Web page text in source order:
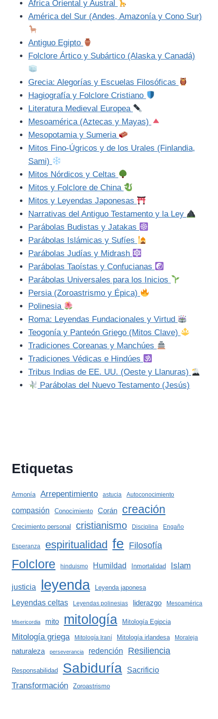
África Oriental y Austral
América del Sur (Andes, Amazonía y Cono Sur)
Antiguo Egipto
Folclore Ártico y Subártico (Alaska y Canadá)
Grecia: Alegorías y Escuelas Filosóficas
Hagiografía y Folclore Cristiano
Literatura Medieval Europea
Mesoamérica (Aztecas y Mayas)
Mesopotamia y Sumeria
Mitos Fino-Úgricos y de los Urales (Finlandia,
Sami)
Mitos Nórdicos y Celtas
Mitos y Folclore de China
Mitos y Leyendas Japonesas
Narrativas del Antiguo Testamento y la Ley
Parábolas Budistas y Jatakas
Parábolas Islámicas y Sufíes
Parábolas Judías y Midrash
Parábolas Taoístas y Confucianas
Parábolas Universales para los Inicios
Persia (Zoroastrismo y Épica)
Polinesia
Roma: Leyendas Fundacionales y Virtud
Teogonía y Panteón Griego (Mitos Clave)
Tradiciones Coreanas y Manchúes
Tradiciones Védicas e Hindúes
Tribus Indias de EE. UU. (Oeste y Llanuras)
Parábolas del Nuevo Testamento (Jesús)
Etiquetas
Armonía Arrepentimiento astucia Autoconocimiento
compasión Conocimiento Corán creación
Crecimiento personal cristianismo Disciplina Engaño
Esperanza espiritualidad fe Filosofía
Folclore hinduismo Humildad Inmortalidad Islam
justicia leyenda Leyenda japonesa
Leyendas celtas Leyendas polinesias liderazgo Mesoamérica
Misericordia mito mitología Mitología Egipcia
Mitología griega Mitología Iraní Mitología irlandesa Moraleja
naturaleza perseverancia redención Resiliencia
Responsabilidad Sabiduría Sacrificio
Transformación Zoroastrismo